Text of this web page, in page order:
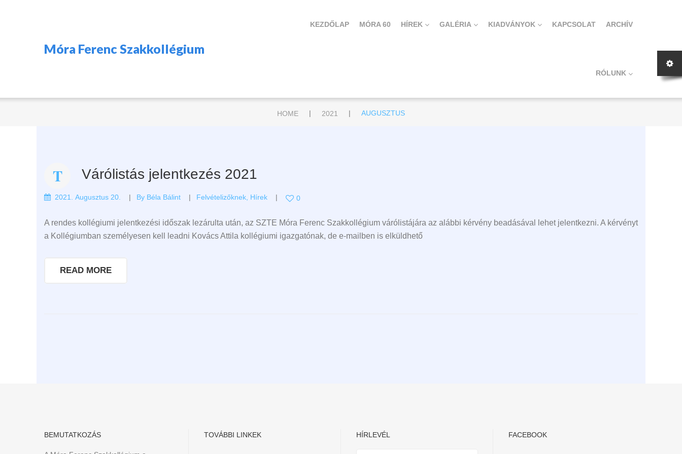
Móra Ferenc Szakkollégium
KEZDŐLAP MÓRA 60 HÍREK GALÉRIA KIADVÁNYOK KAPCSOLAT ARCHÍV
RÓLUNK
HOME | 2021 | AUGUSZTUS
Várólistás jelentkezés 2021
2021. Augusztus 20. By Béla Bálint Felvételizőknek Hírek 0
A rendes kollégiumi jelentkezési időszak lezárulta után, az SZTE Móra Ferenc Szakkollégium várólistájára az alábbi kérvény beadásával lehet jelentkezni. A kérvényt
a Kollégiumban személyesen kell leadni Kovács Attila kollégiumi igazgatónak, de e-mailben is elküldhető
READ MORE
BEMUTATKOZÁS TOVÁBBI LINKEK HÍRLEVÉL FACEBOOK